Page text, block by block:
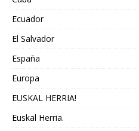
Ecuador
El Salvador
España
Europa
EUSKAL HERRIA!
Euskal Herria.